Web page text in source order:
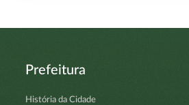
Prefeitura
História da Cidade